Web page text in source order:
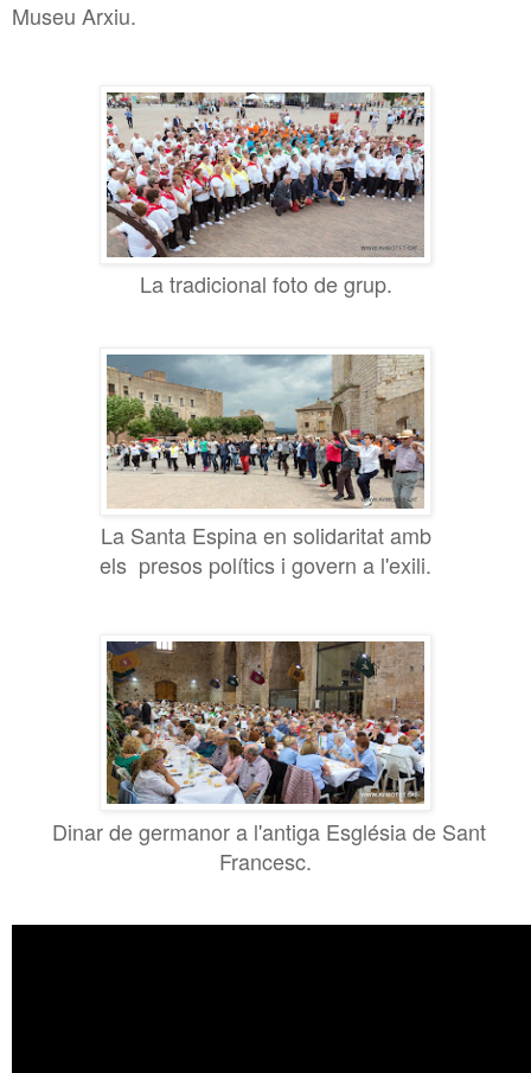
Museu Arxiu.
La tradicional foto de grup.
La Santa Espina en solidaritat amb
els presos polítics i govern a l'exili.
Dinar de germanor a l'antiga Església de Sant
Francesc.